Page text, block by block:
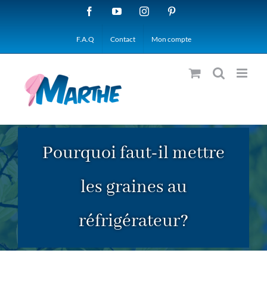
FacebookYouTubeInstagram
F.A.Q Contact Mon compte
Pourquoi faut-il mettre
les graines au
réfrigérateur?